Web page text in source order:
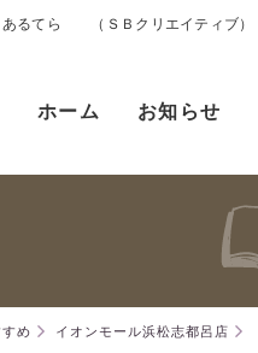
るてら （ＳＢクリエイティブ）
ホーム お知らせ
め イオンモール浜松志都呂店